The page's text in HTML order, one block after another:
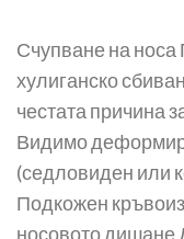
Счупване на носа
хулиганско
честата причина
Видимо
(седловиден или
Подкожен
носо­вото дишане